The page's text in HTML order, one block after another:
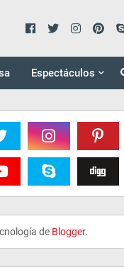
Espectáculos
de Blogger.